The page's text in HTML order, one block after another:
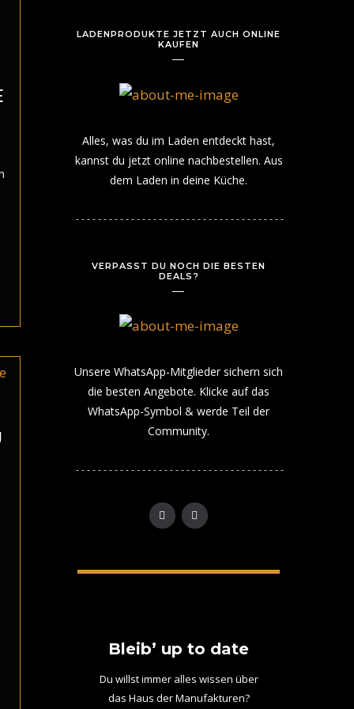
LADENPRODUKTE JETZT AUCH ONLINE
KAUFEN
Alles, was du im Laden entdeckt hast,
kannst du jetzt online nachbestellen. Aus
dem Laden in deine Küche.
VERPASST DU NOCH DIE BESTEN
DEALS?
Unsere WhatsApp-Mitglieder sichern sich
die besten Angebote. Klicke auf das
WhatsApp-Symbol & werde Teil der
Community.
Bleib’ up to date
Du willst immer alles wissen über
das Haus der Manufakturen?